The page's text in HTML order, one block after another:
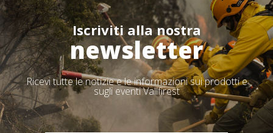
Iscriviti alla nostra
newsletter
Ricevi tutte le notizie e le informazioni sui prodotti e
sugli eventi Vallfirest